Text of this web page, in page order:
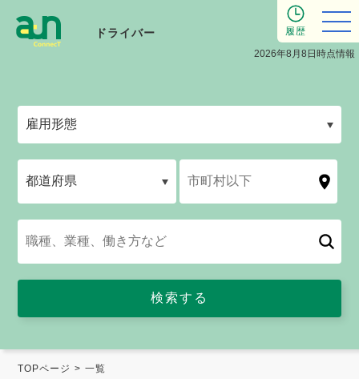
ドライバー
2026年8月8日時点情報
履歴
TOPページ 一覧